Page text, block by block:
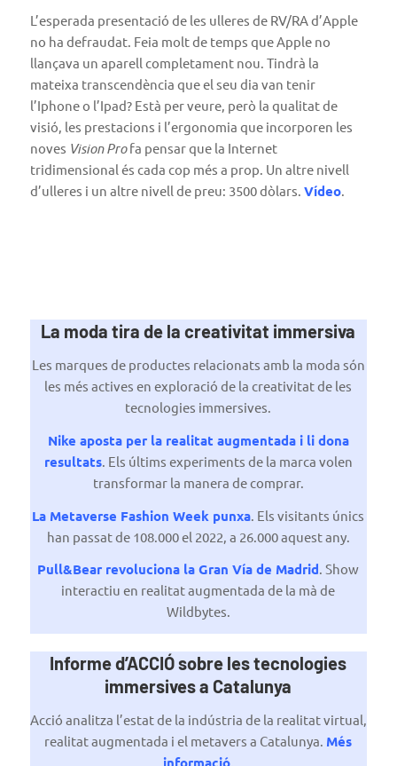
L’esperada presentació de les ulleres de RV/RA d’Apple
no ha defraudat. Feia molt de temps que Apple no
llançava un aparell completament nou. Tindrà la
mateixa transcendència que el seu dia van tenir
l’Iphone o l’Ipad? Està per veure, però la qualitat de
visió, les prestacions i l’ergonomia que incorporen les
noves Vision Profa pensar que la Internet
tridimensional és cada cop més a prop. Un altre nivell
d’ulleres i un altre nivell de preu: 3500 dòlars. Vídeo.
La moda tira de la creativitat immersiva
Les marques de productes relacionats amb la moda són
les més actives en exploració de la creativitat de les
tecnologies immersives.
Nike aposta per la realitat augmentada i li dona
resultats. Els últims experiments de la marca volen
transformar la manera de comprar.
La Metaverse Fashion Week punxa . Els visitants únics
han passat de 108.000 el 2022, a 26.000 aquest any.
Pull&Bear revoluciona la Gran Vía de Madrid. Show
interactiu en realitat augmentada de la mà de
Wildbytes.
Informe d’ACCIÓ sobre les tecnologies
immersives a Catalunya
Acció analitza l’estat de la indústria de la realitat virtual,
realitat augmentada i el metavers a Catalunya. Més
informació.